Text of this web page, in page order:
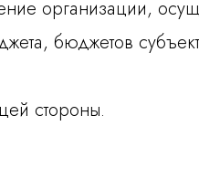
организации,
бюджетов
стороны.